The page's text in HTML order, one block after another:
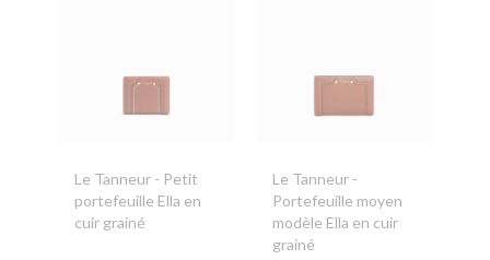
Le Tanneur - Petit
portefeuille Ella en
cuir grainé
Le Tanneur-
Portefeuille moyen
modèle Ella en cuir
grainé